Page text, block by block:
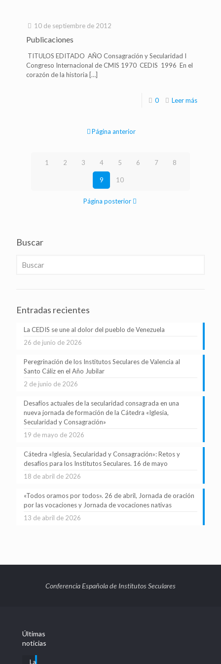
10 de septiembre de 2012
Publicaciones
TITULOS EDITADO AÑO Consagración y Secularidad I
Congreso Internacional de CMIS 1970 CEDIS 1996 En el
corazón de la historia […]
0 Leer más
Página anterior
1 2 3 4 5 6 7 8
9 10
Página posterior
Buscar
Entradas recientes
La CEDIS se une al dolor del pueblo de Venezuela
26 de junio de 2026
Peregrinación de los Institutos Seculares de Valencia al
Santo Cáliz en el Año Jubilar
2 de junio de 2026
Desafíos actuales de la secularidad consagrada en una
nueva jornada de formación de la Cátedra «Iglesia,
Secularidad y Consagración»
19 de mayo de 2026
Cátedra «Iglesia, Secularidad y Consagración»: Retos y
desafíos para los Institutos Seculares. 16 de mayo
18 de abril de 2026
«Todos oramos por todos». 26 de abril, Jornada de oración
por las vocaciones y Jornada de vocaciones nativas
13 de abril de 2026
Conferencia Española de Institutos Seculares
Últimas
noticias
La